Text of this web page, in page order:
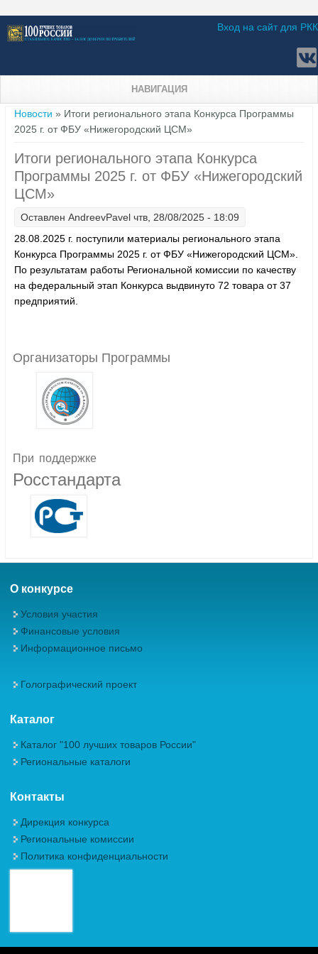
Вход на сайт для РКК
НАВИГАЦИЯ
Вы здесь
Новости » Итоги регионального этапа Конкурса Программы
2025 г. от ФБУ «Нижегородский ЦСМ»
Итоги регионального этапа Конкурса
Программы 2025 г. от ФБУ «Нижегородский
ЦСМ»
Оставлен AndreevPavel чтв, 28/08/2025 - 18:09
28.08.2025 г. поступили материалы регионального этапа
Конкурса Программы 2025 г. от ФБУ «Нижегородский ЦСМ».
По результатам работы Региональной комиссии по качеству
на федеральный этап Конкурса выдвинуто 72 товара от 37
предприятий.
Организаторы Программы
При поддержке
Росстандарта
О конкурсе
Условия участия
Финансовые условия
Информационное письмо
Голографический проект
Каталог
Каталог "100 лучших товаров России"
Региональные каталоги
Контакты
Дирекция конкурса
Региональные комиссии
Политика конфиденциальности